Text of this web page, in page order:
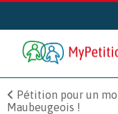
Pétition pour un
Maubeugeois !